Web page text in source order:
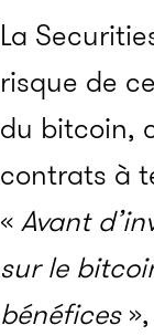
La
risque de
du bitcoin,
contrats à
«Avant
sur le
bénéfices